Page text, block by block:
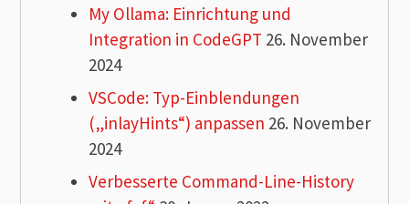
My Ollama: Einrichtung und
Integration in CodeGPT 26. November
2024
VSCode: Typ-Einblendungen
(„inlayHints“) anpassen 26. November
2024
Verbesserte Command-Line-History